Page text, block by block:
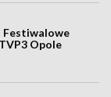
Festiwalowe
Opole